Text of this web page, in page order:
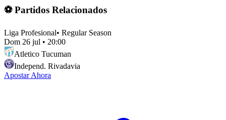
⚽ Partidos Relacionados
Liga Profesional• Regular Season
Dom 26 jul • 20:00
Atletico Tucuman
Independ. Rivadavia
Apostar Ahora